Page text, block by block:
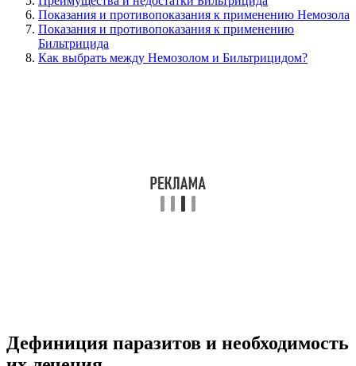
Показания и противопоказания к применению Немозола
Показания и противопоказания к применению
Бильтрицида
Как выбрать между Немозолом и Бильтрицидом?
Дефиниция паразитов и необходимость